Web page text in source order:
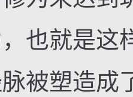
也就是这
被塑造成